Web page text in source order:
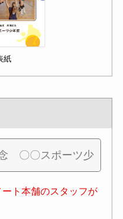
紙
ト本舗のスタッフが